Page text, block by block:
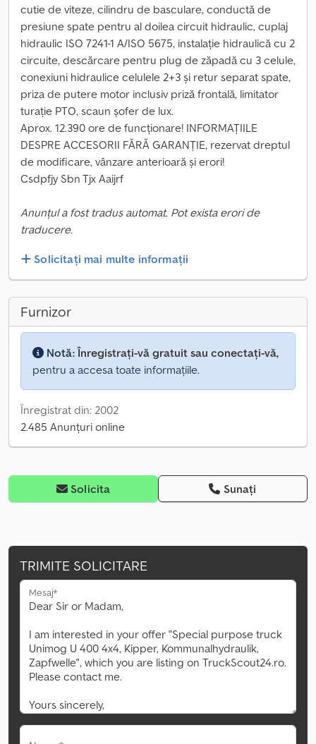
cutie de viteze, cilindru de basculare, conductă de
presiune spate pentru al doilea circuit hidraulic, cuplaj
hidraulic ISO 7241-1 A/ISO 5675, instalație hidraulică cu 2
circuite, descărcare pentru plug de zăpadă cu 3 celule,
conexiuni hidraulice celulele 2+3 și retur separat spate,
priza de putere motor inclusiv priză frontală, limitator
turație PTO, scaun șofer de lux.
Aprox. 12.390 ore de funcționare! INFORMAȚIILE
DESPRE ACCESORII FĂRĂ GARANȚIE, rezervat dreptul
de modificare, vânzare anterioară și erori!
Csdpfjy Sbn Tjx Aaijrf
Anunțul a fost tradus automat. Pot exista erori de
traducere.
Solicitați mai multe informații
Furnizor
Notă:Înregistrați-vă gratuit sau conectați-vă,
pentru a accesa toate informațiile.
Înregistrat din: 2002
2.485 Anunțuri online
Solicita Sunați
TRIMITE SOLICITARE
Mesaj*